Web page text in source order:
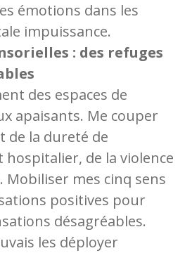
émotions dans les
impuissance.
: des refuges
des espaces de
apaisants. Me couper
de la dureté de
hospitalier, de la violence
mes cinq sens
positives pour
désagréables.
les déployer